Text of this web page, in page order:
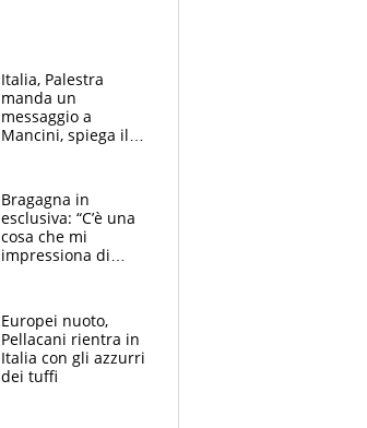
Italia, Palestra
manda un
messaggio a
Mancini, spiega il
l'alleanza con
Donnarumma
Bragagna in
esclusiva: “C’è una
cosa che mi
impressiona di
E svela la sorpresa
agli Europei
Europei nuoto,
Pellacani rientra in
Italia con gli azzurri
dei tuffi